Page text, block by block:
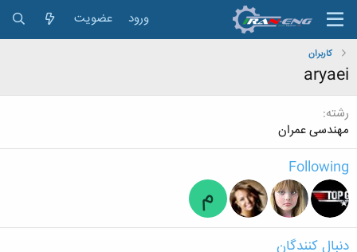
ورود عضویت
کاربران
aryaei
رشته
مهندسی عمران
Following
م
دنبال کنندگان